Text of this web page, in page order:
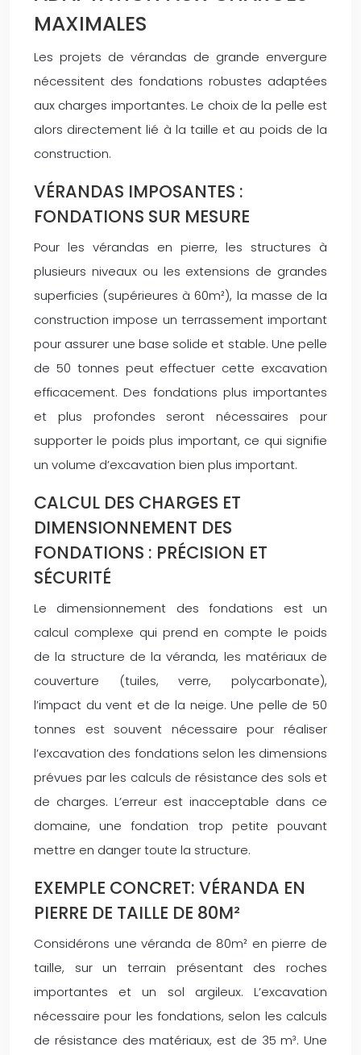
MAXIMALES
Les projets de vérandas de grande envergure
nécessitent des fondations robustes adaptées
aux charges importantes. Le choix de la pelle est
alors directement lié à la taille et au poids de la
construction.
VÉRANDAS IMPOSANTES :
FONDATIONS SUR MESURE
Pour les vérandas en pierre, les structures à
plusieurs niveaux ou les extensions de grandes
superficies (supérieures à 60m²), la masse de la
construction impose un terrassement important
pour assurer une base solide et stable. Une pelle
de 50 tonnes peut effectuer cette excavation
efficacement. Des fondations plus importantes
et plus profondes seront nécessaires pour
supporter le poids plus important, ce qui signifie
un volume d’excavation bien plus important.
CALCUL DES CHARGES ET
DIMENSIONNEMENT DES
FONDATIONS : PRÉCISION ET
SÉCURITÉ
Le dimensionnement des fondations est un
calcul complexe qui prend en compte le poids
de la structure de la véranda, les matériaux de
couverture (tuiles, verre, polycarbonate),
l’impact du vent et de la neige. Une pelle de 50
tonnes est souvent nécessaire pour réaliser
l’excavation des fondations selon les dimensions
prévues par les calculs de résistance des sols et
de charges. L’erreur est inacceptable dans ce
domaine, une fondation trop petite pouvant
mettre en danger toute la structure.
EXEMPLE CONCRET: VÉRANDA EN
PIERRE DE TAILLE DE 80M²
Considérons une véranda de 80m² en pierre de
taille, sur un terrain présentant des roches
importantes et un sol argileux. L’excavation
nécessaire pour les fondations, selon les calculs
de résistance des matériaux, est de 35 m³. Une